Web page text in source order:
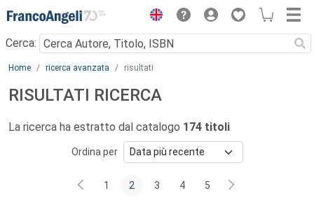
Menu
Cerca:
Main content
Home ricerca avanzata risultati
RISULTATI RICERCA
La ricerca ha estratto dal catalogo 174 titoli
Ordina per
1 2 3 4 5